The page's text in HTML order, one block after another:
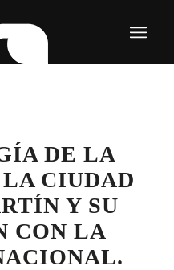
DE LA
CIUDAD
Y SU
CON LA